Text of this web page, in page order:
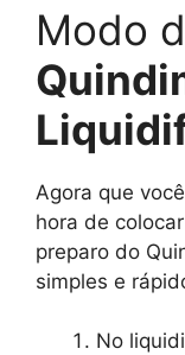
Modo
Agora que
hora de
preparo do
simples e
No